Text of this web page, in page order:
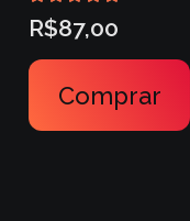
Avaliação
R$87,00
Comprar